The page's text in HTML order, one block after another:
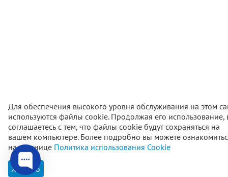
2 500 ₽ В
Для обеспечения высокого уровня обслуживания на этом
используются файлы cookie. Продолжая его использование,
соглашаетесь с тем, что файлы cookie будут сохраняться на
вашем компьютере. Более подробно вы можете
на странице Политика использования Cookie
Хорошо